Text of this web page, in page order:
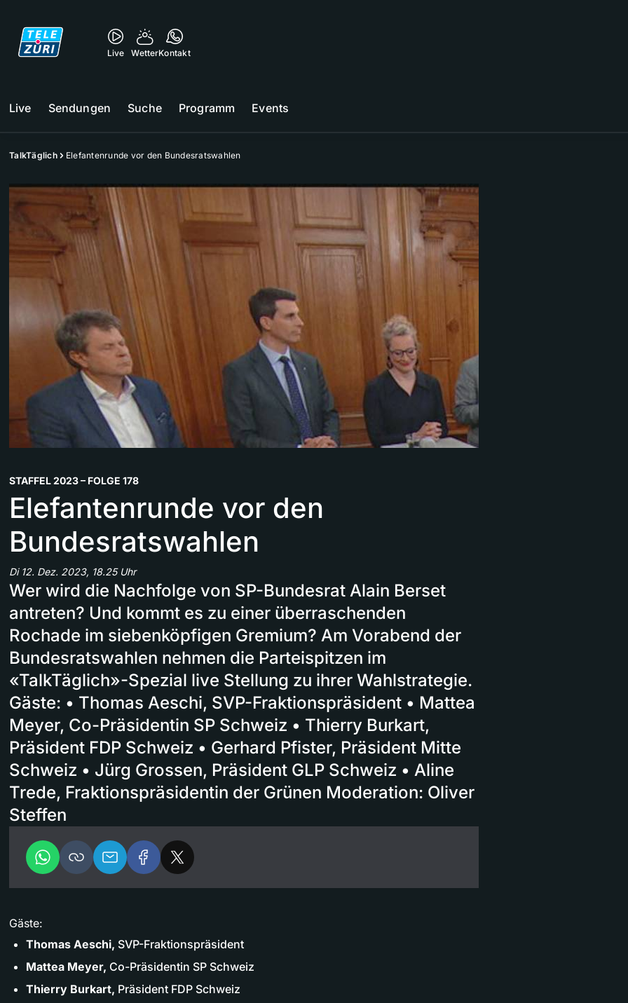
Live WetterKontakt
Live Sendungen Suche Programm Events
TalkTäglich Elefantenrunde vor den Bundesratswahlen
STAFFEL 2023 – FOLGE 178
Elefantenrunde vor den
Bundesratswahlen
Di 12. Dez. 2023, 18.25 Uhr
Wer wird die Nachfolge von SP-Bundesrat Alain Berset
antreten? Und kommt es zu einer überraschenden
Rochade im siebenköpfigen Gremium? Am Vorabend der
Bundesratswahlen nehmen die Parteispitzen im
«TalkTäglich»-Spezial live Stellung zu ihrer Wahlstrategie.
Gäste: • Thomas Aeschi, SVP-Fraktionspräsident • Mattea
Meyer, Co-Präsidentin SP Schweiz • Thierry Burkart,
Präsident FDP Schweiz • Gerhard Pfister, Präsident Mitte
Schweiz • Jürg Grossen, Präsident GLP Schweiz • Aline
Trede, Fraktionspräsidentin der Grünen Moderation: Oliver
Steffen
Gäste:
Thomas Aeschi, SVP-Fraktionspräsident
Mattea Meyer, Co-Präsidentin SP Schweiz
Thierry Burkart, Präsident FDP Schweiz